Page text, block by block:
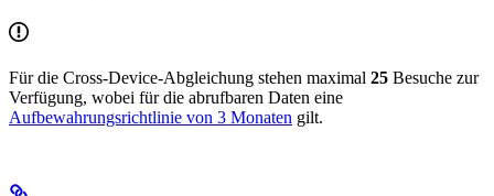
Für die Cross-Device-Abgleichung stehen maximal 25 Besuche zur
Verfügung, wobei für die abrufbaren Daten eine
Aufbewahrungsrichtlinie von 3 Monaten gilt.